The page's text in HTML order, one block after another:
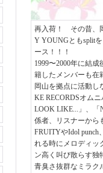
再入荷！ その昔、
Y YOUNGともsplit
ース！！！
1999〜2000年に結
籍したメンバーも在
岡山を拠点に活動し
KE RECORDSオム
LOOK LIKE...」、「
係者、リスナーから
FRUITYやIdol
れる時にメロディッ
ン高く叫び散らす独
青臭さ抜群なミラク